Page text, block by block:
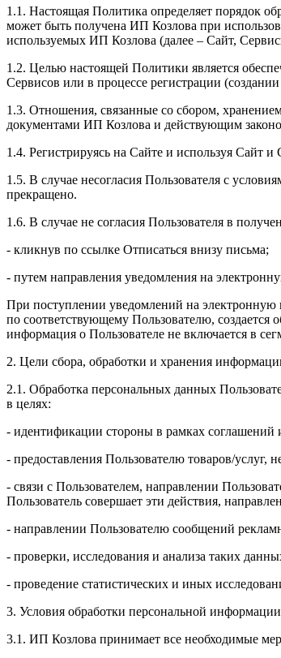
1.1. Настоящая Политика определяет порядок
может быть получена ИП Козлова при
используемых ИП Козлова (далее – Сайт,
1.2. Целью настоящей Политики является
Сервисов или в процессе регистрации
1.3. Отношения, связанные со сбором,
документами ИП Козловa и действующим
1.4. Регистрируясь на Сайте и используя Сайт
1.5. В случае несогласия Пользователя с
прекращено.
1.6. В случае не согласия Пользователя в
- кликнув по ссылке Отписаться внизу письма;
- путем направления уведомления на
При поступлении уведомлений на электронную
по соответствующему Пользователю,
информация о Пользователе не включается в
2. Цели сбора, обработки и хранения
2.1. Обработка персональных данных
в целях:
- идентификации стороны в рамках
- предоставления Пользователю товаров/услуг,
- связи с Пользователем, направлении
Пользователь совершает эти действия,
- направлении Пользователю сообщений
- проверки, исследования и анализа таких
- проведение статистических и иных
3. Условия обработки персональной
3.1. ИП Козлова принимает все необходимые